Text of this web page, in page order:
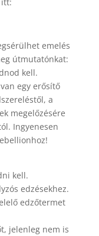
emelés
útmutatónkat:
kell.
egy erősítő
a
megelőzésére
Ingyenesen
kell.
edzésekhez.
edzőtermet
jelenleg nem is